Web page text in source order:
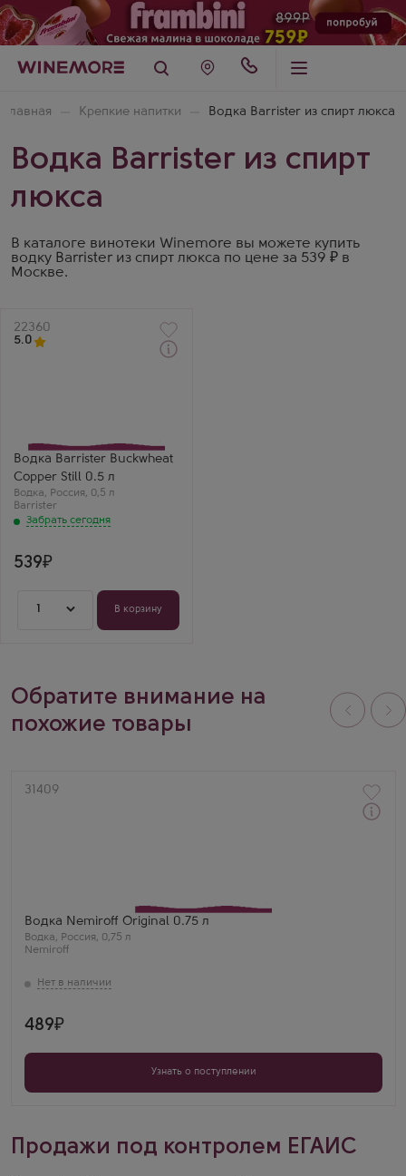
Главная Крепкие напитки Водка Barrister из спирт люкса
Водка Barrister из спирт
люкса
В каталоге винотеки Winemore вы можете купить
водку Barrister из спирт люкса по цене за 539 ₽ в
Москве.
Артикул
22360
5.0
Водка Barrister Buckwheat
Copper Still 0.5 л
Водка, Россия, 0,5 л
Barrister
Забрать сегодня
Бренд
Barrister
Регион
Санкт-Петербург
Илья
Barrister Buckwheat
Copper Still 0.5 —
лёгкая карамель.
539
1 В корзину
Обратите внимание на
похожие товары
Артикул
31409
Водка Nemiroff Original 0.75 л
Водка, Россия, 0,75 л
Nemiroff
489
Узнать о поступлении
Продажи под контролем ЕГАИС